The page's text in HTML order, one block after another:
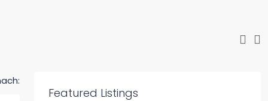
Featured Listings